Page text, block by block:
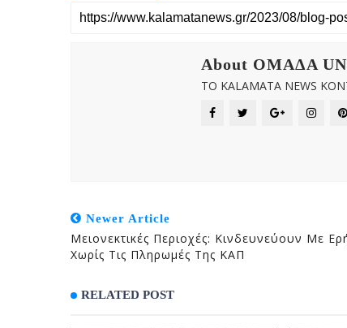
About OMAΔΑ
ΤΟ KALAMATA NEWS
Newer Article
Μειονεκτικές Περιοχές: Κινδευνεύουν Με
Χωρίς Τις Πληρωμές Της ΚΑΠ
RELATED POST